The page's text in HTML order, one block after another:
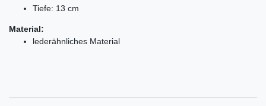
Tiefe: 13 cm
Material:
lederähnliches Material